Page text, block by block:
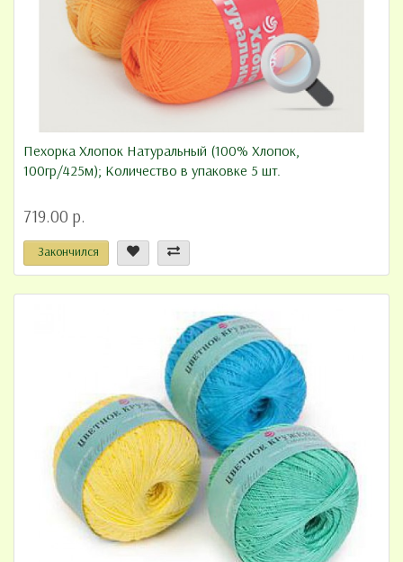
Пехорка Хлопок Натуральный (100% Хлопок,
100гр/425м); Количество в упаковке 5 шт.
719.00 р.
Закончился